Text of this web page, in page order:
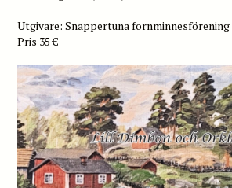
Utgivare: Snappertuna fornminnesförening
Pris 35 €